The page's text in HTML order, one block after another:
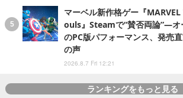
マーベル新作格ゲー『
ouls』Steamで“賛否両論”―オ
のPC版パフォーマンス、発売
の声
2026.8.7 Fri 12:21
ランキングをもっと見る